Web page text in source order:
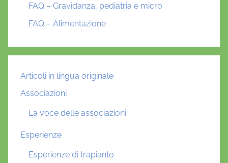
FAQ – Gravidanza, pediatria e micro
FAQ – Alimentazione
Articoli in lingua originale
Associazioni
La voce delle associazioni
Esperienze
Esperienze di trapianto